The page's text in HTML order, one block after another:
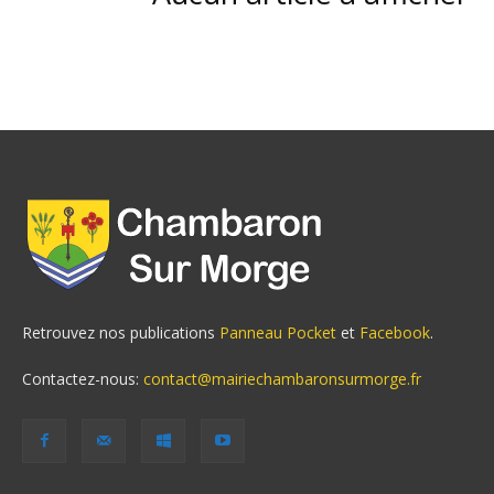
Retrouvez nos publications Panneau Pocket et Facebook.
Contactez-nous: contact@mairiechambaronsurmorge.fr